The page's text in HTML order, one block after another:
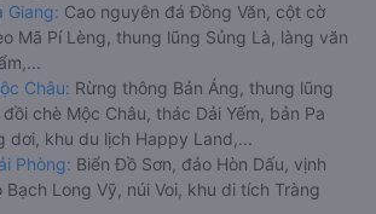
Giang: Cao nguyên đá Đồng Văn, cột cờ
Mã Pí Lèng, thung lũng Sủng Là, làng văn
Châu: Rừng thông Bản Áng, thung lũng
chè Mộc Châu, thác Dải Yếm, bản Pa
dơi, khu du lịch Happy Land,...
Phòng: Biển Đồ Sơn, đảo Hòn Dấu, vịnh
Bạch Long Vỹ, núi Voi, khu di tích Tràng